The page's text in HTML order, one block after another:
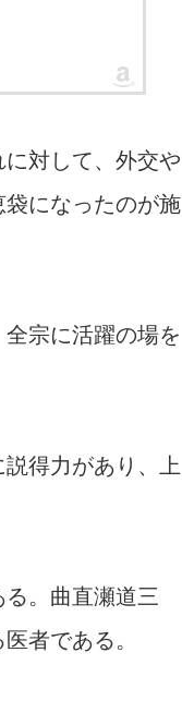
対して、外交や
になったのが施
宗に活躍の場を
得力があり、上
。曲直瀬道三
者である。